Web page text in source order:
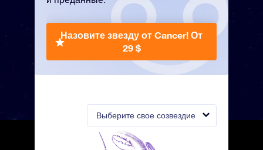
Выберите свое созвездие
Назовите звезду от Cancer! От
29 $